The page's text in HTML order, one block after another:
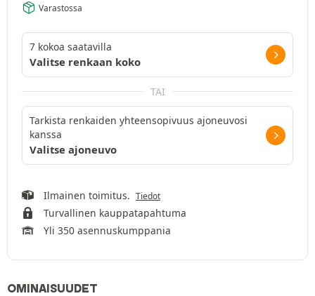
Varastossa
7 kokoa saatavilla
Valitse renkaan koko
TAI
Tarkista renkaiden yhteensopivuus ajoneuvosi
kanssa
Valitse ajoneuvo
Ilmainen toimitus. Tiedot
Turvallinen kauppatapahtuma
Yli 350 asennuskumppania
OMINAISUUDET